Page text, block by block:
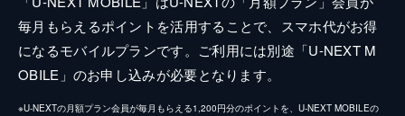
毎月もらえるポイントを活用することで、スマホ代がお得
になるモバイルプランです。ご利用には別途「U-NEXT M
OBILE」のお申し込みが必要となります。
※U-NEXTの月額プラン会員が毎月もらえる1,200円分のポイントを、U-NEXT MOBILEの